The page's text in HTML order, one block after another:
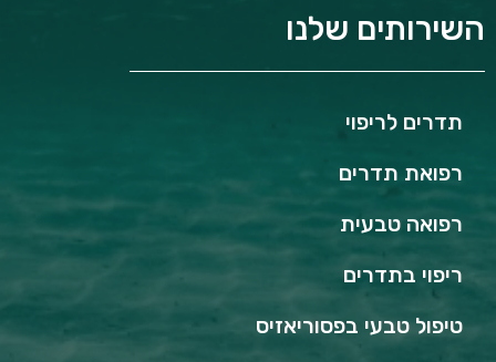
השירותים שלנו
תדרים לריפוי
רפואת תדרים
רפואה טבעית
ריפוי בתדרים
טיפול טבעי בפסוריאזיס